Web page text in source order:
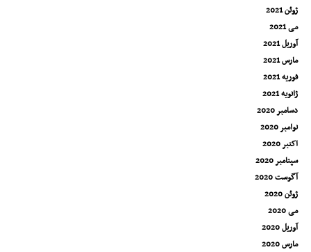
ژوئن 2021
می 2021
آوریل 2021
مارس 2021
فوریه 2021
ژانویه 2021
دسامبر 2020
نوامبر 2020
اکتبر 2020
سپتامبر 2020
آگوست 2020
ژوئن 2020
می 2020
آوریل 2020
مارس 2020